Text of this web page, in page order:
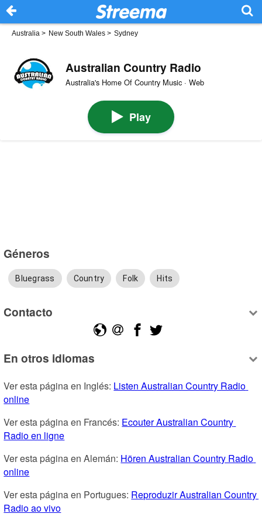
Australia > New South Wales > Sydney
Australian Country Radio
​Australia's Home Of Country Music · Web
Play
Géneros
Bluegrass Country Folk Hits
Contacto
En otros idiomas
Ver esta página en Inglés: Listen Australian Country Radio
online
Ver esta página en Francés: Ecouter Australian Country
Radio en ligne
Ver esta página en Alemán: Hören Australian Country Radio
online
Ver esta página en Portugues: Reproduzir Australian Country
Radio ao vivo